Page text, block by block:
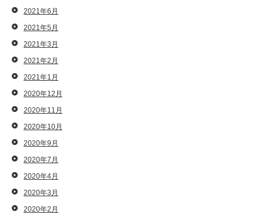
2021年6月
2021年5月
2021年3月
2021年2月
2021年1月
2020年12月
2020年11月
2020年10月
2020年9月
2020年7月
2020年4月
2020年3月
2020年2月